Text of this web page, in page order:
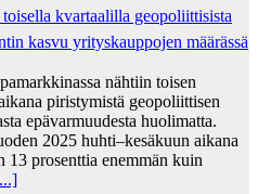
kvartaalilla geopoliittisista
kasvu yrityskauppojen määrässä
nähtiin toisen
piristymistä geopoliittisen
epävarmuudesta huolimatta.
2025 huhti–kesäkuun aikana
13 prosenttia enemmän kuin